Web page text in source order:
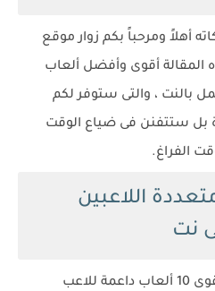
أهلاً ومرحباً بكم زوار موقع
المقالة أقوى وأفضل ألعاب
بالنت ، والتى ستوفر لكم
بل ستتفنن فى ضياع الوقت
الفراغ.
متعددة اللاعبين
نت
نقدم لكم خلال هذه المقالة أقوى 10 ألعاب داعمة للاعب